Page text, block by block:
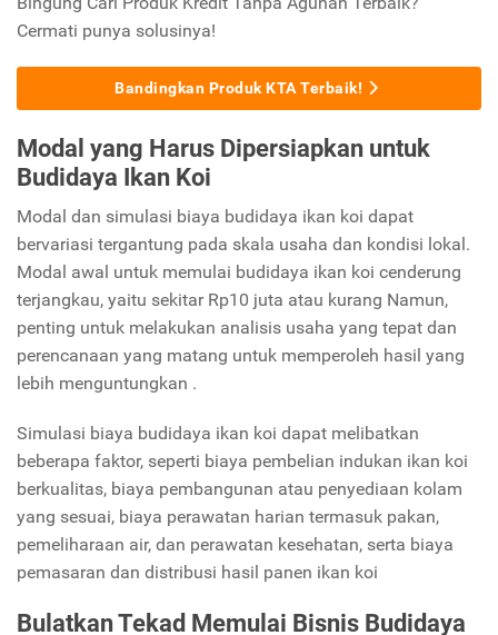
Cermati punya solusinya!
Bandingkan Produk KTA Terbaik!
Modal yang Harus Dipersiapkan untuk
Budidaya Ikan Koi
Modal dan simulasi biaya budidaya ikan koi dapat
bervariasi tergantung pada skala usaha dan kondisi lokal.
Modal awal untuk memulai budidaya ikan koi cenderung
terjangkau, yaitu sekitar Rp10 juta atau kurang Namun,
penting untuk melakukan analisis usaha yang tepat dan
perencanaan yang matang untuk memperoleh hasil yang
lebih menguntungkan .
Simulasi biaya budidaya ikan koi dapat melibatkan
beberapa faktor, seperti biaya pembelian indukan ikan koi
berkualitas, biaya pembangunan atau penyediaan kolam
yang sesuai, biaya perawatan harian termasuk pakan,
pemeliharaan air, dan perawatan kesehatan, serta biaya
pemasaran dan distribusi hasil panen ikan koi
Bulatkan Tekad Memulai Bisnis Budidaya